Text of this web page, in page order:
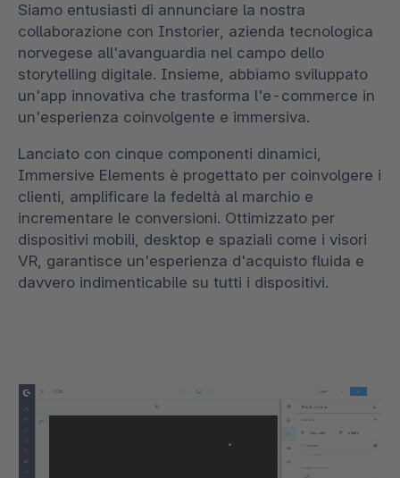
Siamo entusiasti di annunciare la nostra
collaborazione con Instorier, azienda tecnologica
norvegese all'avanguardia nel campo dello
storytelling digitale. Insieme, abbiamo sviluppato
un'app innovativa che trasforma l'e-commerce in
un'esperienza coinvolgente e immersiva.
Lanciato con cinque componenti dinamici,
Immersive Elements è progettato per coinvolgere i
clienti, amplificare la fedeltà al marchio e
incrementare le conversioni. Ottimizzato per
dispositivi mobili, desktop e spaziali come i visori
VR, garantisce un'esperienza d'acquisto fluida e
davvero indimenticabile su tutti i dispositivi.